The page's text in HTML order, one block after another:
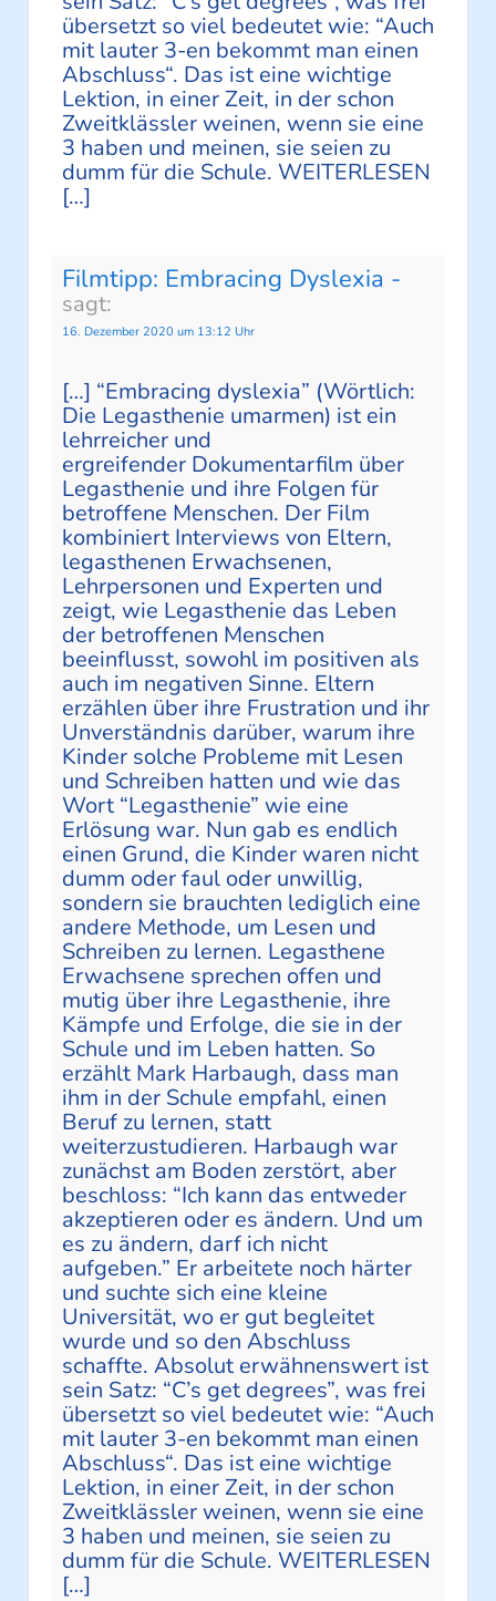
übersetzt so viel bedeutet wie: “Auch
mit lauter 3-en bekommt man einen
Abschluss“. Das ist eine wichtige
Lektion, in einer Zeit, in der schon
Zweitklässler weinen, wenn sie eine
3 haben und meinen, sie seien zu
dumm für die Schule. WEITERLESEN
[…]
Filmtipp: Embracing Dyslexia -
sagt:
16. Dezember 2020 um 13:12 Uhr
[…] “Embracing dyslexia” (Wörtlich:
Die Legasthenie umarmen) ist ein
lehrreicher und
ergreifender Dokumentarfilm über
Legasthenie und ihre Folgen für
betroffene Menschen. Der Film
kombiniert Interviews von Eltern,
legasthenen Erwachsenen,
Lehrpersonen und Experten und
zeigt, wie Legasthenie das Leben
der betroffenen Menschen
beeinflusst, sowohl im positiven als
auch im negativen Sinne. Eltern
erzählen über ihre Frustration und ihr
Unverständnis darüber, warum ihre
Kinder solche Probleme mit Lesen
und Schreiben hatten und wie das
Wort “Legasthenie” wie eine
Erlösung war. Nun gab es endlich
einen Grund, die Kinder waren nicht
dumm oder faul oder unwillig,
sondern sie brauchten lediglich eine
andere Methode, um Lesen und
Schreiben zu lernen. Legasthene
Erwachsene sprechen offen und
mutig über ihre Legasthenie, ihre
Kämpfe und Erfolge, die sie in der
Schule und im Leben hatten. So
erzählt Mark Harbaugh, dass man
ihm in der Schule empfahl, einen
Beruf zu lernen, statt
weiterzustudieren. Harbaugh war
zunächst am Boden zerstört, aber
beschloss: “Ich kann das entweder
akzeptieren oder es ändern. Und um
es zu ändern, darf ich nicht
aufgeben.” Er arbeitete noch härter
und suchte sich eine kleine
Universität, wo er gut begleitet
wurde und so den Abschluss
schaffte. Absolut erwähnenswert ist
sein Satz: “C’s get degrees”, was frei
übersetzt so viel bedeutet wie: “Auch
mit lauter 3-en bekommt man einen
Abschluss“. Das ist eine wichtige
Lektion, in einer Zeit, in der schon
Zweitklässler weinen, wenn sie eine
3 haben und meinen, sie seien zu
dumm für die Schule. WEITERLESEN
[…]